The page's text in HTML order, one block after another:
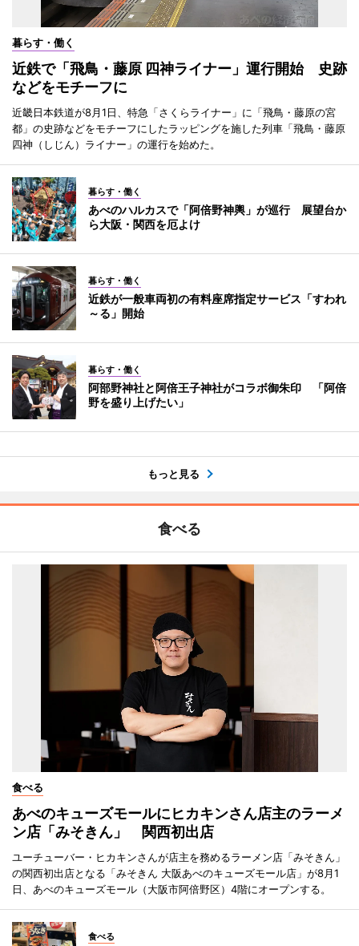
暮らす・働く
近鉄で「飛鳥・藤原 四神ライナー」運行開始 史跡
などをモチーフに
近畿日本鉄道が8月1日、特急「さくらライナー」に「飛鳥・藤原の宮
都」の史跡などをモチーフにしたラッピングを施した列車「飛鳥・藤原
四神（しじん）ライナー」の運行を始めた。
暮らす・働く
あべのハルカスで「阿倍野神輿」が巡行 展望台か
ら大阪・関西を厄よけ
暮らす・働く
近鉄が一般車両初の有料座席指定サービス「すわれ
～る」開始
暮らす・働く
阿部野神社と阿倍王子神社がコラボ御朱印 「阿倍
野を盛り上げたい」
もっと見る
食べる
食べる
あべのキューズモールにヒカキンさん店主のラーメ
ン店「みそきん」 関西初出店
ユーチューバー・ヒカキンさんが店主を務めるラーメン店「みそきん」
の関西初出店となる「みそきん 大阪あべのキューズモール店」が8月1
日、あべのキューズモール（大阪市阿倍野区）4階にオープンする。
食べる